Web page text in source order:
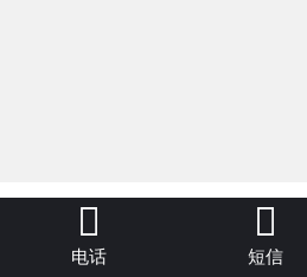

电话

短信